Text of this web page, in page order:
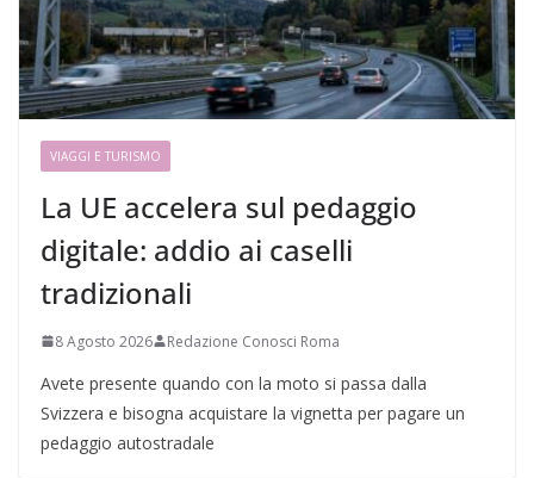
VIAGGI E TURISMO
La UE accelera sul pedaggio
digitale: addio ai caselli
tradizionali
8 Agosto 2026 Redazione Conosci Roma
Avete presente quando con la moto si passa dalla
Svizzera e bisogna acquistare la vignetta per pagare un
pedaggio autostradale